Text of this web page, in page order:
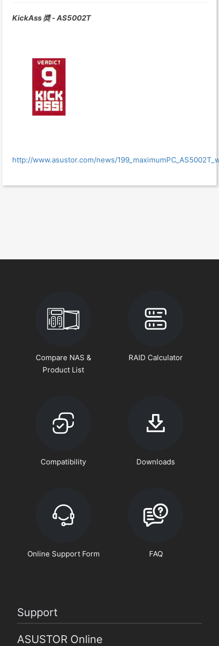
KickAss 奬 - AS5002T
http://www.asustor.com/news/
Compare NAS &
Product List
RAID Calculator
Compatibility Downloads
Online Support Form FAQ
Support
ASUSTOR Online